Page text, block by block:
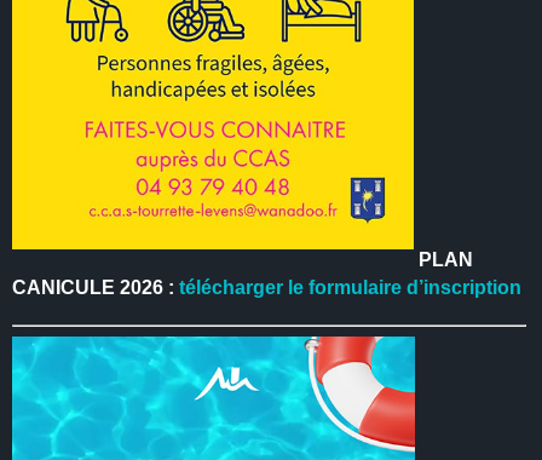
PLAN
CANICULE 2026 :télécharger le formulaire d’inscription